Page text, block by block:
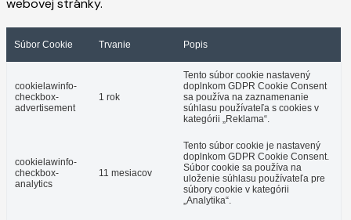
Súbor Cookie Trvanie Popis
cookielawinfo-
checkbox-
advertisement
1 rok
Tento súbor cookie nastavený
doplnkom GDPR Cookie Consent
sa používa na zaznamenanie
súhlasu používateľa s cookies v
kategórii „Reklama“.
cookielawinfo-
checkbox-
analytics
11 mesiacov
Tento súbor cookie je nastavený
doplnkom GDPR Cookie Consent.
Súbor cookie sa používa na
uloženie súhlasu používateľa pre
súbory cookie v kategórii
„Analytika“.